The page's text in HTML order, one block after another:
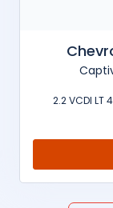
2.2 VCDI LT